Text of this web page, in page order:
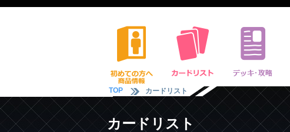
TOP カードリスト
カードリスト